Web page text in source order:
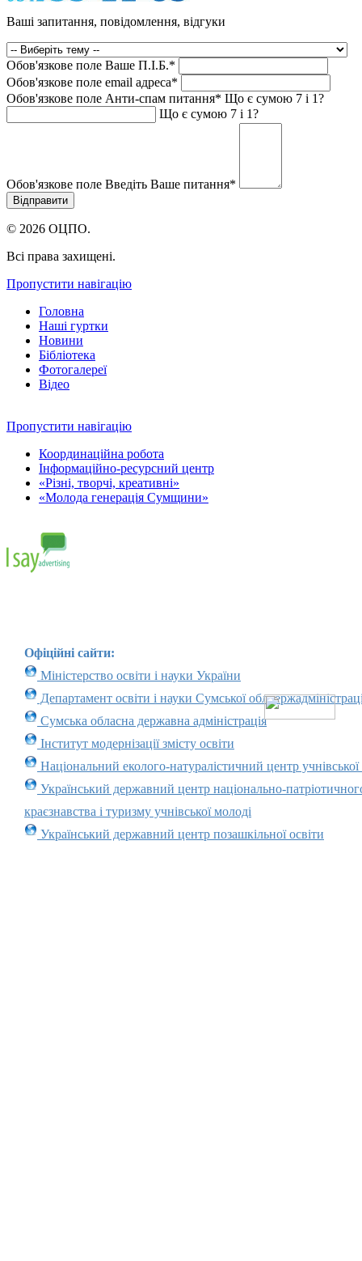
Ваші запитання, повідомлення, відгуки
Обов'язкове поле Ваше П.I.Б.*
Обов'язкове поле email адреса*
Обов'язкове поле Анти-спам питання* Що є сумою 7 і 1?
Що є сумою 7 і 1?
Обов'язкове поле Введіть Ваше питання*
© 2026 ОЦПО.
Всі права захищені.
Пропустити навігацію
Головна
Наші гуртки
Новини
Бібліотека
Фотогалереї
Відео
Пропустити навігацію
Координаційна робота
Інформаційно-ресурсний центр
«Різні, творчі, креативні»
«Молода генерація Сумщини»
Офіційні сайти:
Міністерство освіти і науки України
Департамент освіти і науки Сумської
Сумська обласна державна адміністрація
Інститут модернізації змісту освіти
Національний еколого-натуралістичний центр учнівської
Український державний центр національно-
краєзнавства і туризму учнівської молоді
Український державний центр позашкільної освіти